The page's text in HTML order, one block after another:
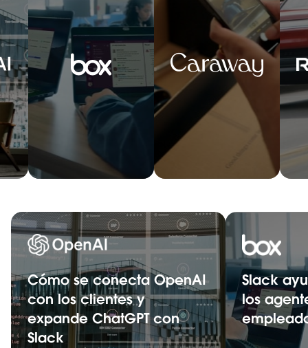
Cómo se conecta OpenAI
con los clientes y
expande ChatGPT con
Slack
Slack
los